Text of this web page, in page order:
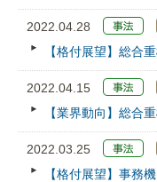
2022.04.28
【格付展望】総合
2022.04.15
【業界動向】総合
2022.03.25
【格付展望】事務機